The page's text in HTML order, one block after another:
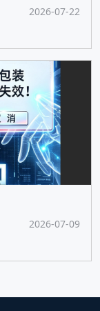
2026-07-22
2026-07-09